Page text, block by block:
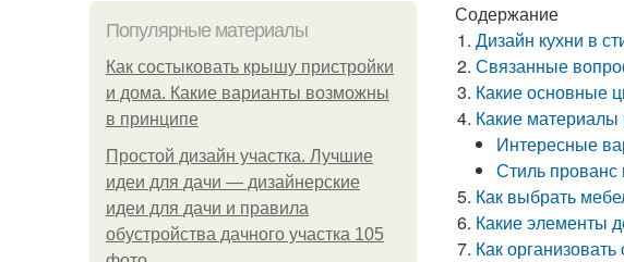
Популярные материалы
Как состыковать крышу пристройки
и дома. Какие варианты возможны
в принципе
Простой дизайн участка. Лучшие
идеи для дачи — дизайнерские
идеи для дачи и правила
обустройства дачного участка 105
Содержание
Дизайн кухни в
Связанные
Какие основные
Какие материалы
Интересные
Стиль прованс
Как выбрать
Какие элементы
Как